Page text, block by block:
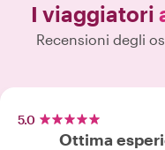
I viaggiatori
Recensioni degli
5.0
Ottima